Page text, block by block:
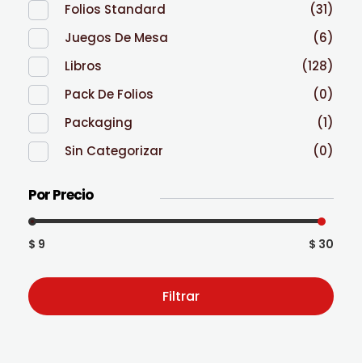
Folios Standard
(31)
Juegos De Mesa
(6)
Libros
(128)
Pack De Folios
(0)
Packaging
(1)
Sin Categorizar
(0)
Por Precio
$ 9 $ 30
Filtrar